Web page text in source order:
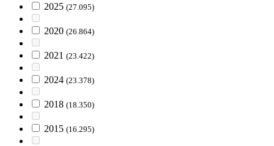
2025 (27.095)
2020 (26.864)
2021 (23.422)
2024 (23.378)
2018 (18.350)
2015 (16.295)